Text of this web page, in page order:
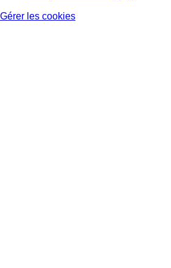
Gérer les cookies